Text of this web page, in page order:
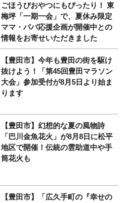
ごほうびおやつにもぴったり！ 東
梅坪「一期一会」で、夏休み限定
ママ・パパ応援企画が開催中との
情報をお寄せいただきました
【豊田市】今年も豊田の街を駆け
抜けよう！「第45回豊田マラソン
大会」参加受付が8月5日より始ま
ります
【豊田市】幻想的な夏の風物詩
「巴川金魚花火」が8月8日に松平
地区で開催！伝統の雲助道中や手
筒花火も
【豊田市】「広久手町の『幸せの